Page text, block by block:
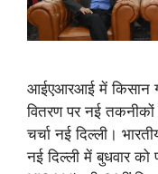
आईएआरआई में किसान
वितरण पर नई
चर्चा नई दिल्ली।
नई दिल्ली में बुधवार को